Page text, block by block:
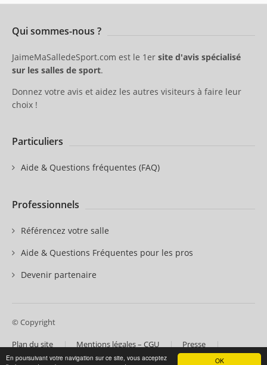
OK
En poursuivant votre navigation sur ce site, vous acceptez
Qui sommes-nous ?
JaimeMaSalledeSport.com est le 1er site d'avis spécialisé
sur les salles de sport.
Donnez votre avis et aidez les autres visiteurs à faire leur
choix !
Particuliers
Aide & Questions fréquentes (FAQ)
Professionnels
Référencez votre salle
Aide & Questions Fréquentes pour les pros
Devenir partenaire
© Copyright
Plan du site Mentions légales – CGU Presse